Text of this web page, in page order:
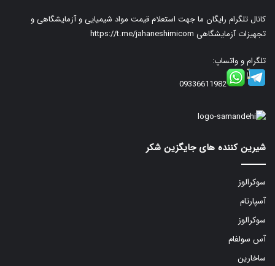
کانال تلگرام رایگان ما جهت استعلام قیمت مواد شیمیایی و آزمایشگاهی و
تجهیزات آزمایشگاهی https://t.me/jahaneshimicom
تلگرام و واتساپ:
09336611982
شیرین کننده های جایگزین شکر
سوکرالوز
آسپارتام
سوکرالوز
آس سولفام
ساخارین